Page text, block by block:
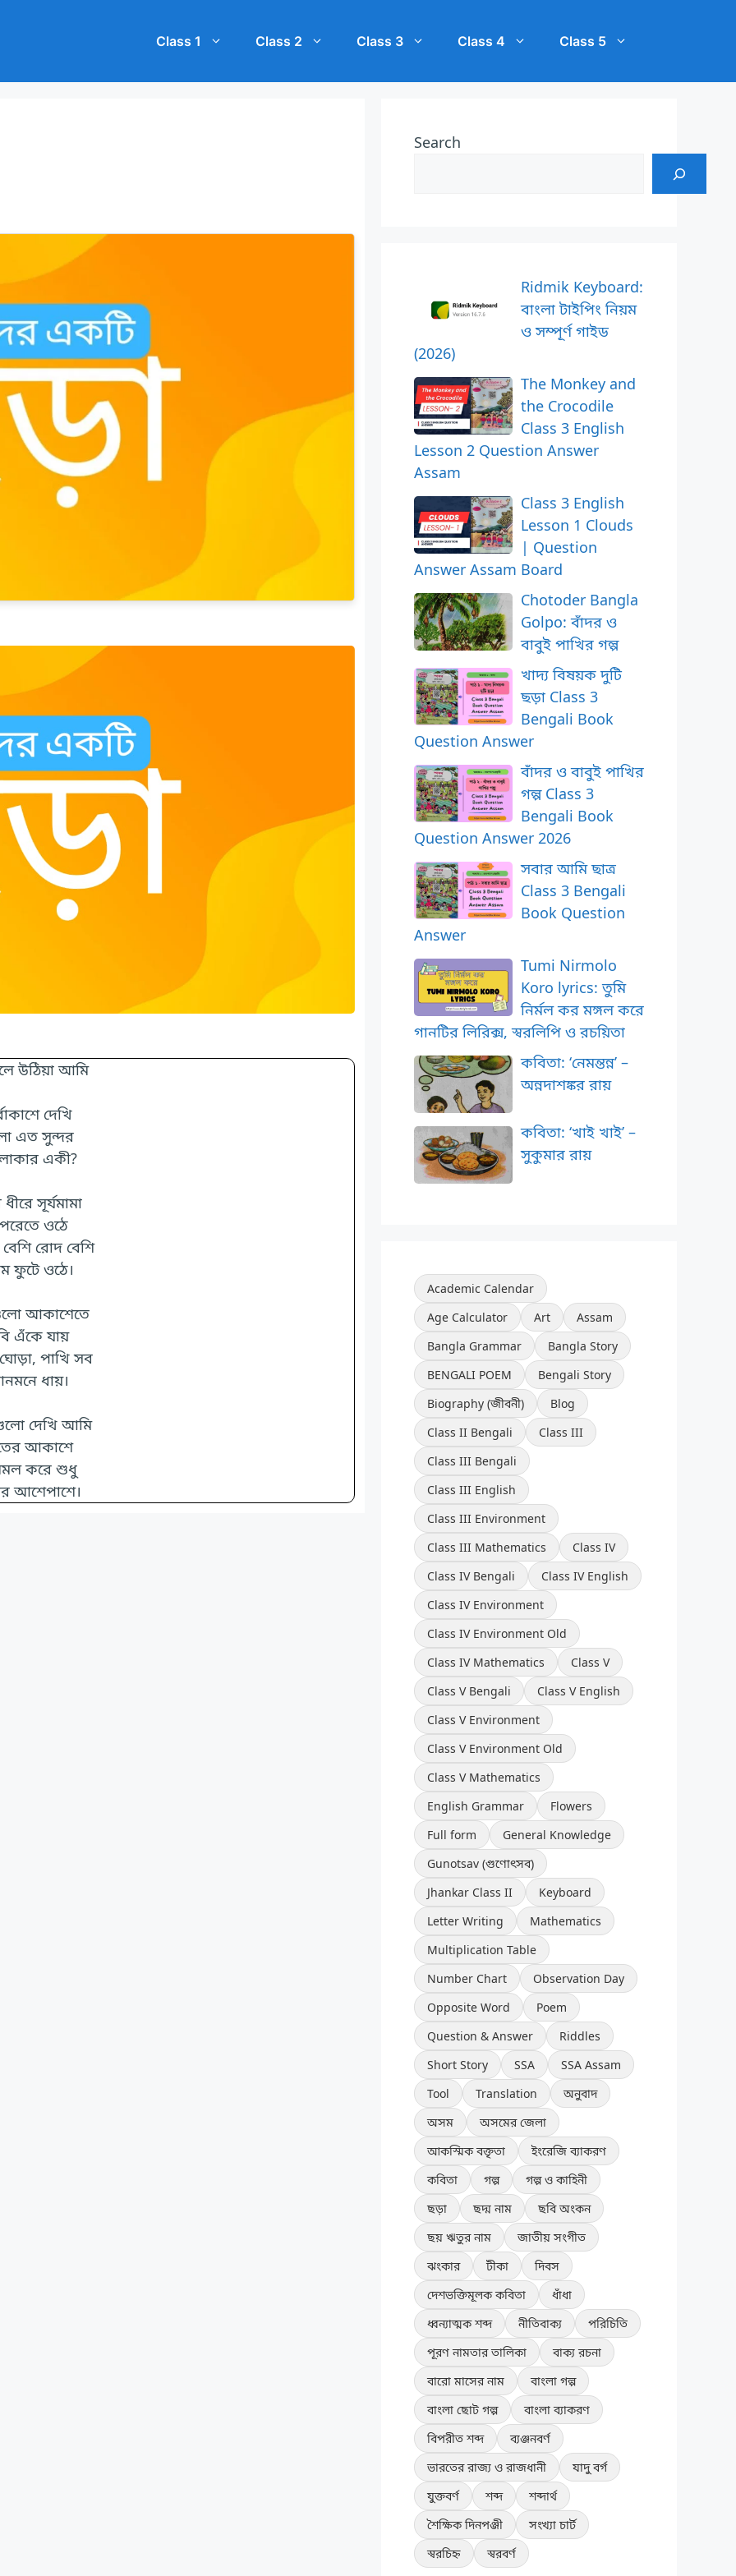
Class 1 Class 2 Class 3 Class 4 Class 5
উঠিয়া আমি
দেখি
এত সুন্দর
একী?
ধীরে সূর্যমামা
ওঠে
রোদ বেশি
ফুটে ওঠে।
আকাশেতে
এঁকে যায়
পাখি সব
ধায়।
দেখি আমি
আকাশে
করে শুধু
আশেপাশে।
Search
Ridmik Keyboard:
বাংলা টাইপিং নিয়ম
ও সম্পূর্ণ গাইড
(2026)
The Monkey and
the Crocodile
Class 3 English
Lesson 2 Question Answer
Assam
Class 3 English
Lesson 1 Clouds
| Question
Answer Assam Board
Chotoder Bangla
Golpo: বাঁদর ও
বাবুই পাখির গল্প
খাদ্য বিষয়ক দুটি
ছড়া Class 3
Bengali Book
Question Answer
বাঁদর ও বাবুই পাখির
গল্প Class 3
Bengali Book
Question Answer 2026
সবার আমি ছাত্র
Class 3 Bengali
Book Question
Answer
Tumi Nirmolo
Koro lyrics: তুমি
নির্মল কর মঙ্গল করে
গানটির লিরিক্স, স্বরলিপি ও রচয়িতা
কবিতা: ‘নেমন্তন্ন’ –
অন্নদাশঙ্কর রায়
কবিতা: ‘খাই খাই’ –
সুকুমার রায়
Academic Calendar
Age Calculator
Art
Assam
Bangla Grammar
Bangla Story
BENGALI POEM
Bengali Story
Biography (জীবনী)
Blog
Class II Bengali
Class III
Class III Bengali
Class III English
Class III Environment
Class III Mathematics
Class IV
Class IV Bengali
Class IV English
Class IV Environment
Class IV Environment Old
Class IV Mathematics
Class V
Class V Bengali
Class V English
Class V Environment
Class V Environment Old
Class V Mathematics
English Grammar
Flowers
Full form
General Knowledge
Gunotsav (গুণোৎসব)
Jhankar Class II
Keyboard
Letter Writing
Mathematics
Multiplication Table
Number Chart
Observation Day
Opposite Word
Poem
Question & Answer
Riddles
Short Story
SSA
SSA Assam
Tool
Translation
অনুবাদ
অসম
অসমের জেলা
আকস্মিক বক্তৃতা
ইংরেজি ব্যাকরণ
কবিতা
গল্প
গল্প ও কাহিনী
ছড়া
ছদ্ম নাম
ছবি অংকন
ছয় ঋতুর নাম
জাতীয় সংগীত
ঝংকার
টীকা
দিবস
দেশভক্তিমূলক কবিতা
ধাঁধা
ধ্বন্যাত্মক শব্দ
নীতিবাক্য
পরিচিতি
পূরণ নামতার তালিকা
বাক্য রচনা
বারো মাসের নাম
বাংলা গল্প
বাংলা ছোট গল্প
বাংলা ব্যাকরণ
বিপরীত শব্দ
ব্যঞ্জনবর্ণ
ভারতের রাজ্য ও রাজধানী
যাদু বর্গ
যুক্তবর্ণ
শব্দ
শব্দার্থ
শৈক্ষিক দিনপঞ্জী
সংখ্যা চার্ট
স্বরচিহ্ন
স্বরবর্ণ